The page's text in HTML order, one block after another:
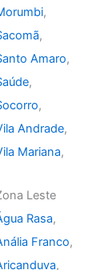
,
,
Amaro,
,
,
Andrade,
Mariana,
Leste
Rasa,
Franco,
,